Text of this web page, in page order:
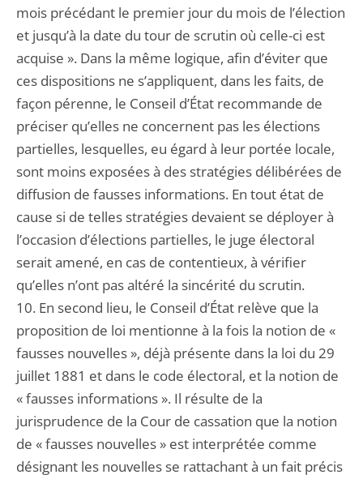
mois précédant le premier jour du mois de l’élection
et jusqu’à la date du tour de scrutin où celle-ci est
acquise ». Dans la même logique, afin d’éviter que
ces dispositions ne s’appliquent, dans les faits, de
façon pérenne, le Conseil d’État recommande de
préciser qu’elles ne concernent pas les élections
partielles, lesquelles, eu égard à leur portée locale,
sont moins exposées à des stratégies délibérées de
diffusion de fausses informations. En tout état de
cause si de telles stratégies devaient se déployer à
l’occasion d’élections partielles, le juge électoral
serait amené, en cas de contentieux, à vérifier
qu’elles n’ont pas altéré la sincérité du scrutin.
10. En second lieu, le Conseil d’État relève que la
proposition de loi mentionne à la fois la notion de «
fausses nouvelles », déjà présente dans la loi du 29
juillet 1881 et dans le code électoral, et la notion de
« fausses informations ». Il résulte de la
jurisprudence de la Cour de cassation que la notion
de « fausses nouvelles » est interprétée comme
désignant les nouvelles se rattachant à un fait précis